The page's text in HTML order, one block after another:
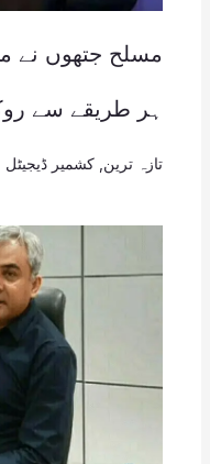
مسلح جتھوں نے
ہر طریقے سے روکا
تازہ ترین کشمیر ڈیجیٹل